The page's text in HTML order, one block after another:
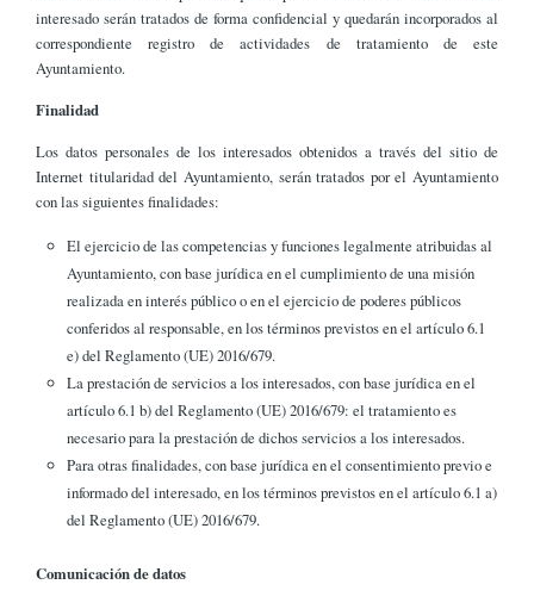
interesado serán tratados de forma confidencial y quedarán incorporados al
correspondiente registro de actividades de tratamiento de este
Ayuntamiento.
Finalidad
Los datos personales de los interesados obtenidos a través del sitio de
Internet titularidad del Ayuntamiento, serán tratados por el Ayuntamiento
con las siguientes finalidades:
El ejercicio de las competencias y funciones legalmente atribuidas al
Ayuntamiento, con base jurídica en el cumplimiento de una misión
realizada en interés público o en el ejercicio de poderes públicos
conferidos al responsable, en los términos previstos en el artículo 6.1
e) del Reglamento (UE) 2016/679.
La prestación de servicios a los interesados, con base jurídica en el
artículo 6.1 b) del Reglamento (UE) 2016/679: el tratamiento es
necesario para la prestación de dichos servicios a los interesados.
Para otras finalidades, con base jurídica en el consentimiento previo e
informado del interesado, en los términos previstos en el artículo 6.1 a)
del Reglamento (UE) 2016/679.
Comunicación de datos